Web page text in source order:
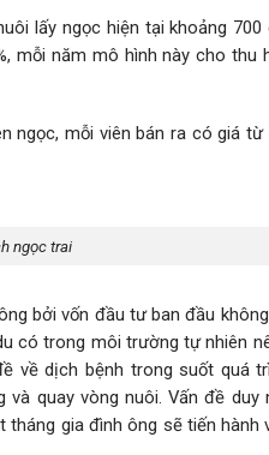
lấy ngọc hiện tại khoảng 700
mỗi năm mô hình này cho thu
ngọc, mỗi viên bán ra có giá từ
ngọc trai
bởi vốn đầu tư ban đầu
có trong môi trường tự nhiên
về dịch bệnh trong suốt quá
quay vòng nuôi. Vấn đề duy
gia đình ông sẽ tiến hành